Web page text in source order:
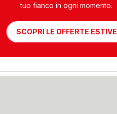
tuo fianco in ogni momento.
SCOPRI LE OFFERTE ESTIVE